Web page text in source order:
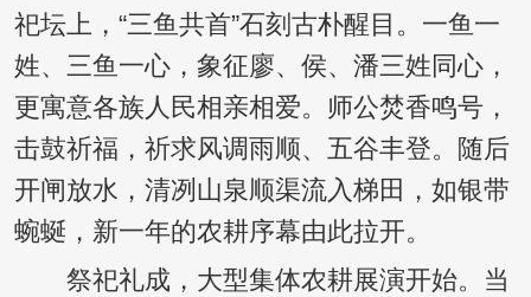
祀坛上，“三鱼共首”石刻古朴醒目。一鱼一
姓、三鱼一心，象征廖、侯、潘三姓同心，
更寓意各族人民相亲相爱。师公焚香鸣号，
击鼓祈福，祈求风调雨顺、五谷丰登。随后
开闸放水，清冽山泉顺渠流入梯田，如银带
蜿蜒，新一年的农耕序幕由此拉开。
祭祀礼成，大型集体农耕展演开始。当